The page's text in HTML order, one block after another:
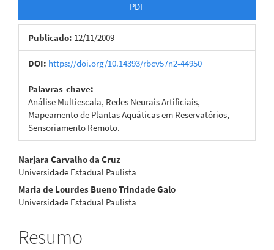
lateral
de
artigos
PDF
Publicado: 12/11/2009
DOI: https://doi.org/10.14393/rbcv57n2-44950
Palavras-chave:
Análise Multiescala, Redes Neurais Artificiais,
Mapeamento de Plantas Aquáticas em Reservatórios,
Sensoriamento Remoto.
Conteúdo
do
artigo
principal
Narjara Carvalho da Cruz
Universidade Estadual Paulista
Maria de Lourdes Bueno Trindade Galo
Universidade Estadual Paulista
Resumo